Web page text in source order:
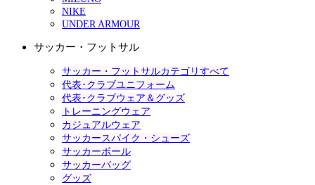
NIKE
UNDER ARMOUR
サッカー・フットサル
サッカー・フットサルカテゴリすべて
代表･クラブユニフォーム
代表･クラブウェア＆グッズ
トレーニングウェア
カジュアルウェア
サッカースパイク・シューズ
サッカーボール
サッカーバッグ
グッズ